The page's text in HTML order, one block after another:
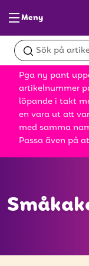
Meny
Glass & slush
Dryck
Snacks
Mat
Pga ny pant
artikelnummer
löpande i takt
en vara ut att
med samma
Passa även på